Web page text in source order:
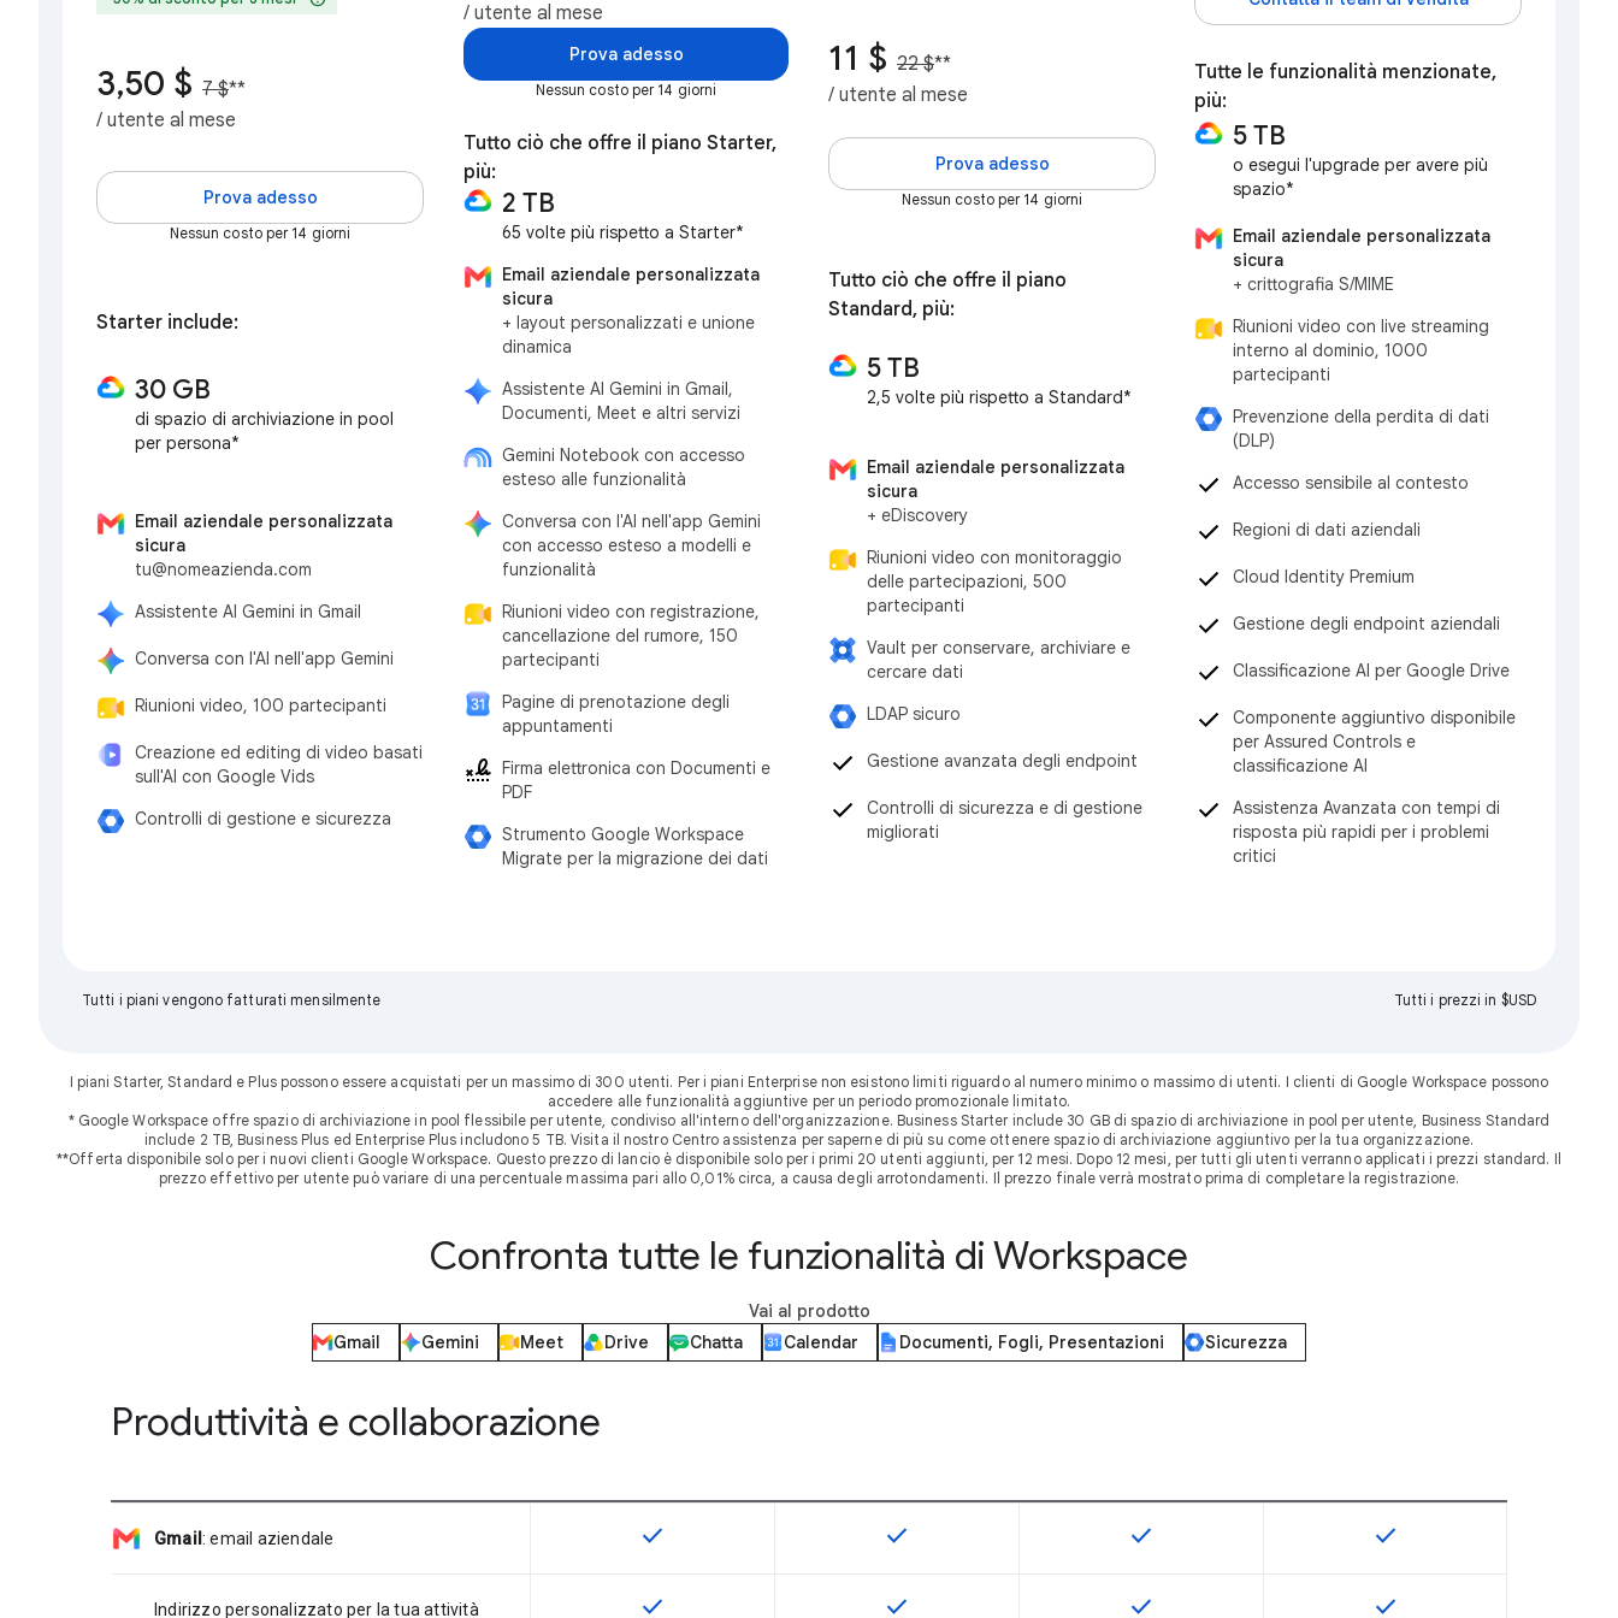
3,50 $ 7 $**
/ utente al mese
Prova adesso
Nessun costo per 14 giorni
Starter include:
30 GB
di spazio di archiviazione in pool
per persona*
Email aziendale personalizzata
sicura
tu@nomeazienda.com
Assistente AI Gemini in Gmail
Conversa con l'AI nell'app Gemini
Riunioni video, 100 partecipanti
Creazione ed editing di video basati
sull'AI con Google Vids
Controlli di gestione e sicurezza
/ utente al mese
Prova adesso
Nessun costo per 14 giorni
Tutto ciò che offre il piano Starter,
più:
2 TB
65 volte più rispetto a Starter*
Email aziendale personalizzata
sicura
+ layout personalizzati e unione
dinamica
Assistente AI Gemini in Gmail,
Documenti, Meet e altri servizi
Gemini Notebook con accesso
esteso alle funzionalità
Conversa con l'AI nell'app Gemini
con accesso esteso a modelli e
funzionalità
Riunioni video con registrazione,
cancellazione del rumore, 150
partecipanti
Pagine di prenotazione degli
appuntamenti
Firma elettronica con Documenti e
PDF
Strumento Google Workspace
Migrate per la migrazione dei dati
11 $ 22 $**
/ utente al mese
Prova adesso
Nessun costo per 14 giorni
Tutto ciò che offre il piano
Standard, più:
5 TB
2,5 volte più rispetto a Standard*
Email aziendale personalizzata
sicura
+ eDiscovery
Riunioni video con monitoraggio
delle partecipazioni, 500
partecipanti
Vault per conservare, archiviare e
cercare dati
LDAP sicuro
Gestione avanzata degli endpoint
Controlli di sicurezza e di gestione
migliorati
Tutte le funzionalità menzionate,
più:
5 TB
o esegui l'upgrade per avere più
spazio*
Email aziendale personalizzata
sicura
+ crittografia S/MIME
Riunioni video con live streaming
interno al dominio, 1000
partecipanti
Prevenzione della perdita di dati
(DLP)
Accesso sensibile al contesto
Regioni di dati aziendali
Cloud Identity Premium
Gestione degli endpoint aziendali
Classificazione AI per Google Drive
Componente aggiuntivo disponibile
per Assured Controls e
classificazione AI
Assistenza Avanzata con tempi di
risposta più rapidi per i problemi
critici
Tutti i piani vengono fatturati mensilmente Tutti i prezzi in $USD
I piani Starter, Standard e Plus possono essere acquistati per un massimo di 300 utenti. Per i piani Enterprise non esistono limiti riguardo al numero minimo o massimo di utenti. I clienti di Google Workspace possono
accedere alle funzionalità aggiuntive per un periodo promozionale limitato.
* Google Workspace offre spazio di archiviazione in pool flessibile per utente, condiviso all'interno dell'organizzazione. Business Starter include 30 GB di spazio di archiviazione in pool per utente, Business Standard
include 2 TB, Business Plus ed Enterprise Plus includono 5 TB. Visita il nostro Centro assistenza per saperne di più su come ottenere spazio di archiviazione aggiuntivo per la tua organizzazione.
**Offerta disponibile solo per i nuovi clienti Google Workspace. Questo prezzo di lancio è disponibile solo per i primi 20 utenti aggiunti, per 12 mesi. Dopo 12 mesi, per tutti gli utenti verranno applicati i prezzi standard. Il
prezzo effettivo per utente può variare di una percentuale massima pari allo 0,01% circa, a causa degli arrotondamenti. Il prezzo finale verrà mostrato prima di completare la registrazione.
Confronta tutte le funzionalità di Workspace
Vai al prodotto
Gmail
Gemini Meet Drive Chatta Calendar Documenti, Fogli, Presentazioni Sicurezza
Produttività e collaborazione
Gmail :email aziendale Questa funzionalità è disponibile per lo SKU
check Questa funzionalità è disponibile per lo SKU
check Questa funzionalità è disponibile per lo SKU
check Questa funzionalità è
check
Indirizzo personalizzato per la tua attività Questa funzionalità è disponibile per lo SKU
check Questa funzionalità è disponibile per lo SKU
check Questa funzionalità è disponibile per lo SKU
check Questa funzionalità è
check